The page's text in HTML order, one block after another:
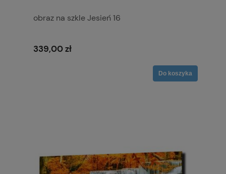
obraz na szkle Jesień 16
339,00 zł
Do koszyka